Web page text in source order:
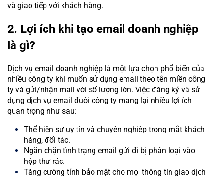
và giao tiếp với khách hàng.
2. Lợi ích khi tạo email doanh nghiệp
là gì?
Dịch vụ email doanh nghiệp là một lựa chọn phổ biến của
nhiều công ty khi muốn sử dụng email theo tên miền công
ty và gửi/nhận mail với số lượng lớn. Việc đăng ký và sử
dụng dịch vụ email đuôi công ty mang lại nhiều lợi ích
quan trọng như sau:
Thể hiện sự uy tín và chuyên nghiệp trong mắt khách
hàng, đối tác.
Ngăn chặn tình trạng email gửi đi bị phân loại vào
hộp thư rác.
Tăng cường tính bảo mật cho mọi thông tin giao dịch